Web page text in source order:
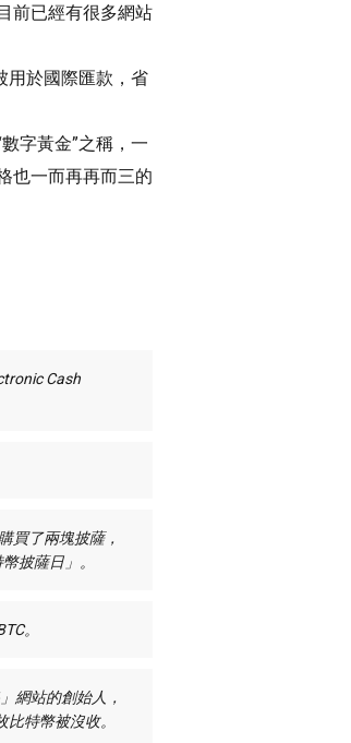
前已經有很多網站
用於國際匯款，省
字黃金”之稱，一
也一而再再而三的
Cash
買了兩塊披薩，
披薩日」。
。
網站的創始人，
特幣被沒收。